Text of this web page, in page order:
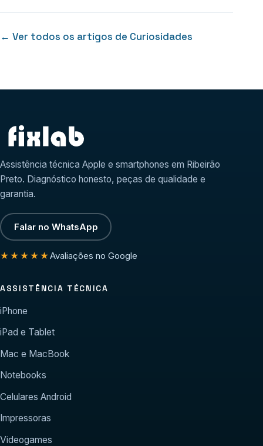
← Ver todos os artigos de Curiosidades
Assistência técnica Apple e smartphones em Ribeirão
Preto. Diagnóstico honesto, peças de qualidade e
garantia.
Falar no WhatsApp
★★★★★Avaliações no Google
ASSISTÊNCIA TÉCNICA
iPhone
iPad e Tablet
Mac e MacBook
Notebooks
Celulares Android
Impressoras
Videogames